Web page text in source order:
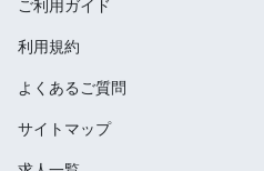
ご利用ガイド
利用規約
よくあるご質問
サイトマップ